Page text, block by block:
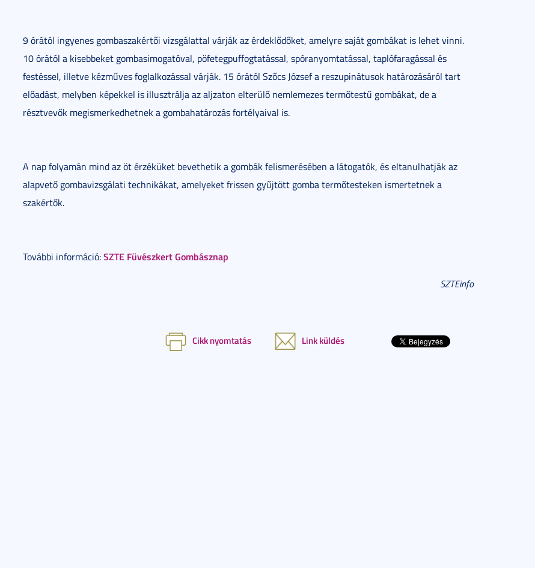
9 órától ingyenes gombaszakértői vizsgálattal várják az érdeklődőket, amelyre saját gombákat is lehet vinni.
10 órától a kisebbeket gombasimogatóval, pöfetegpuffogtatással, spóranyomtatással, taplófaragással és
festéssel, illetve kézműves foglalkozással várják. 15 órától Szőcs József a reszupinátusok határozásáról tart
előadást, melyben képekkel is illusztrálja az aljzaton elterülő nemlemezes termőtestű gombákat, de a
résztvevők megismerkedhetnek a gombahatározás fortélyaival is.
A nap folyamán mind az öt érzéküket bevethetik a gombák felismerésében a látogatók, és eltanulhatják az
alapvető gombavizsgálati technikákat, amelyeket frissen gyűjtött gomba termőtesteken ismertetnek a
szakértők.
További információ:SZTE Füvészkert Gombásznap
SZTEinfo
Cikk nyomtatás Link küldés